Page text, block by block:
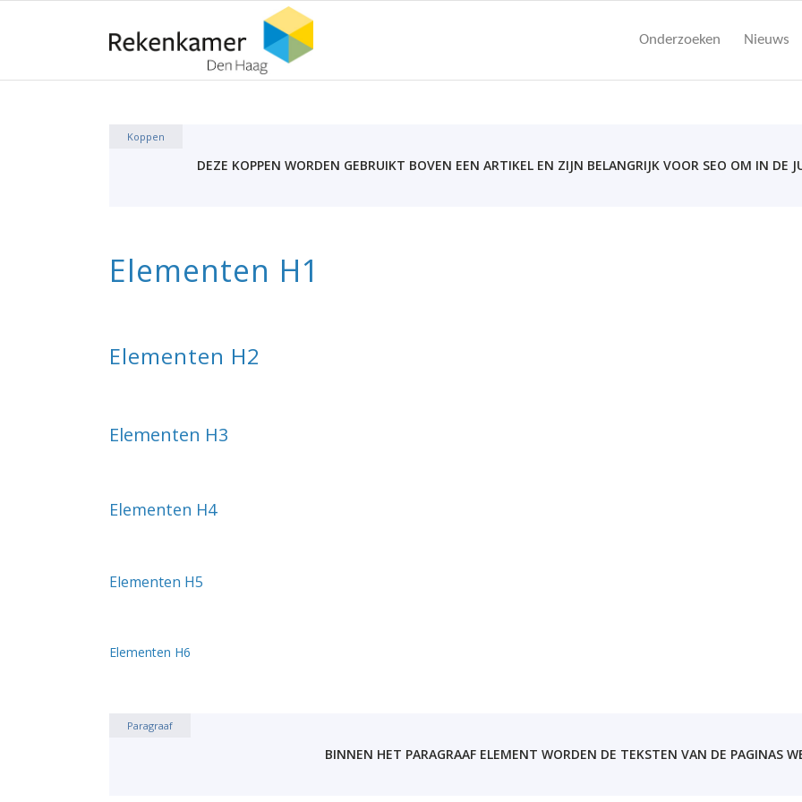
Onderzoeken Nieuws
Koppen
DEZE KOPPEN WORDEN GEBRUIKT BOVEN EEN ARTIKEL EN ZIJN BELANGRIJK VOOR SEO OM IN DE
Elementen H1
Elementen H2
Elementen H3
Elementen H4
Elementen H5
Elementen H6
Paragraaf
BINNEN HET PARAGRAAF ELEMENT WORDEN DE TEKSTEN VAN DE PAGINAS